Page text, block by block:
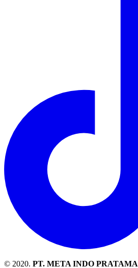
© 2020. PT. META INDO PRATAMA